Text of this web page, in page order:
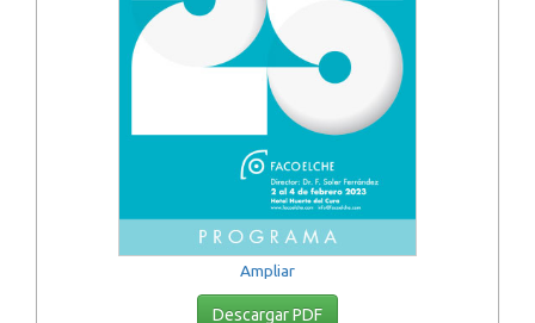
Ampliar
Descargar PDF